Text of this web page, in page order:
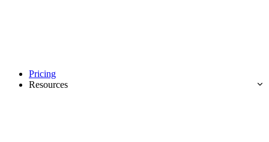
Pricing
Resources